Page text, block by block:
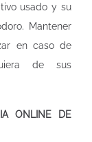
usado y su
Mantener
en caso de
de sus
ONLINE DE